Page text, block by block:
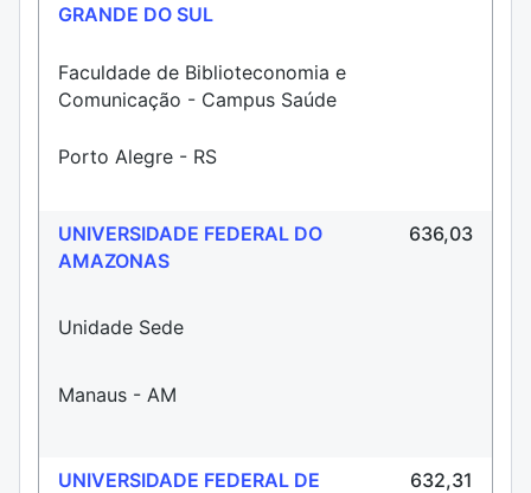
GRANDE DO SUL
Faculdade de Biblioteconomia e
Comunicação - Campus Saúde
Porto Alegre - RS
UNIVERSIDADE FEDERAL DO
AMAZONAS
Unidade Sede
Manaus - AM
636,03
UNIVERSIDADE FEDERAL DE
632,31